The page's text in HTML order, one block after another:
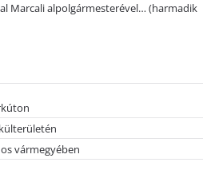
Marcali alpolgármesterével… (harmadik
vármegyében